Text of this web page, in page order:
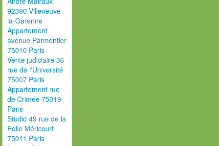
92390 Villeneuve-
la-Garenne
Appartement
avenue Parmentier
75010 Paris
Vente judiciaire 36
rue de l'Université
75007 Paris
Appartement rue
de Crimée 75019
Paris
Studio 49 rue de la
Folie Méricourt
75011 Paris